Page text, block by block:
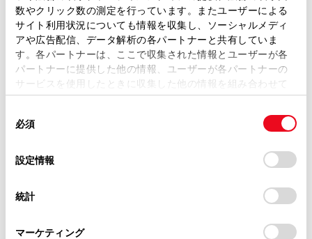
数やクリック数の測定を行っています。またユーザーによる
サイト利用状況についても情報を収集し、ソーシャルメディ
アや広告配信、データ解析の各パートナーと共有していま
す。各パートナーは、ここで収集された情報とユーザーが各
パートナーに提供した他の情報、ユーザーが各パートナーの
サービスを使用したときに収集した他の情報を組み合わせて
使用することがあります。当ウェブサイトの使用を続行する
デバイスにすべてのCookie(クッキー)が保存されることに同
意したことになります。Cookie(クッキー)のオプトアウト、
設定の変更、同意を撤回したりするにあたっては、当社の
「Cookie（クッキー）情報の取り扱いについて
」をご覧くだ
必須
設定情報
統計
マーケティング
展示車
施設情報・サービス